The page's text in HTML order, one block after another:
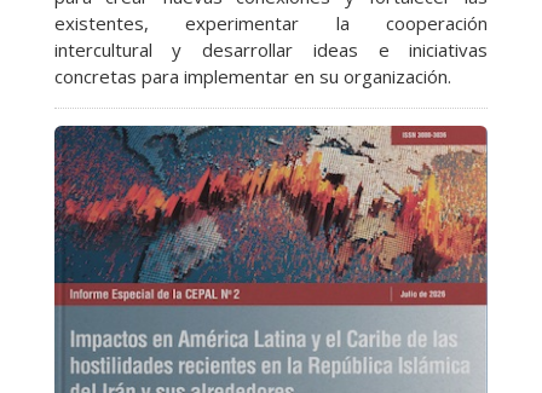
existentes, experimentar la cooperación
intercultural y desarrollar ideas e iniciativas
concretas para implementar en su organización.